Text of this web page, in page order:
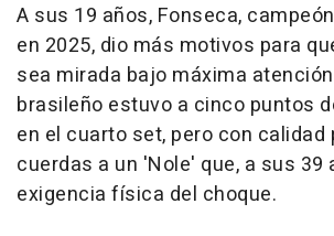
A sus 19 años, Fonseca,
en 2025, dio más motivos para
sea mirada bajo máxima
brasileño estuvo a cinco puntos
en el cuarto set, pero con
cuerdas a un 'Nole' que, a sus 39
exigencia física del choque.